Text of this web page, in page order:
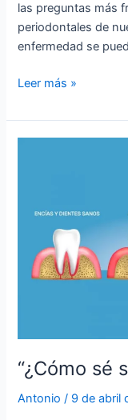
las preguntas más
periodontales de
enfermedad se
Leer más »
“¿Cómo sé
Antonio/ 9 de abril